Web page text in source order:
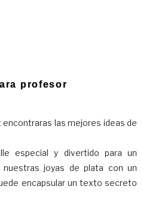
profesor
las mejores ideas de
especial y divertido para un
joyas de plata con un
encapsular un texto secreto